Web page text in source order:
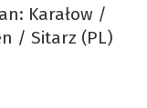
Karałow /
/ Sitarz (PL)